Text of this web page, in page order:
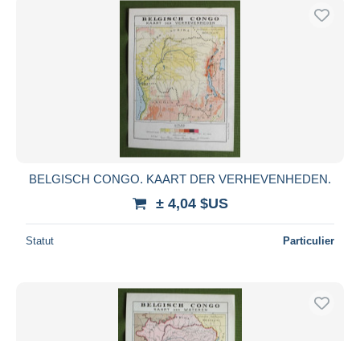
BELGISCH CONGO. KAART DER VERHEVENHEDEN.
± 4,04 $US
Statut Particulier